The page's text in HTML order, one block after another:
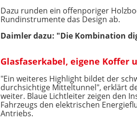
Dazu runden ein offenporiger
Rundinstrumente das Design ab.
Daimler dazu: "Die Kombination
Glasfaserkabel, eigene Koffer
"Ein weiteres Highlight bildet der
durchsichtige Mitteltunnel", erklärt
weiter. Blaue Lichtleiter zeigen den
Fahrzeugs den elektrischen
Antriebs.